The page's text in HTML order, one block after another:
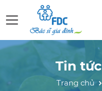
Tin
Trang chủ